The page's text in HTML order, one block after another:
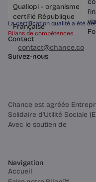
La certification qualité a été
Bilans de compétences
Contact
03 60 84 01 14
contact@chance.co
Suivez-nous
Chance est agréée
Solidaire d'Utilité Sociale
Avec le soutien de
Navigation
Accueil